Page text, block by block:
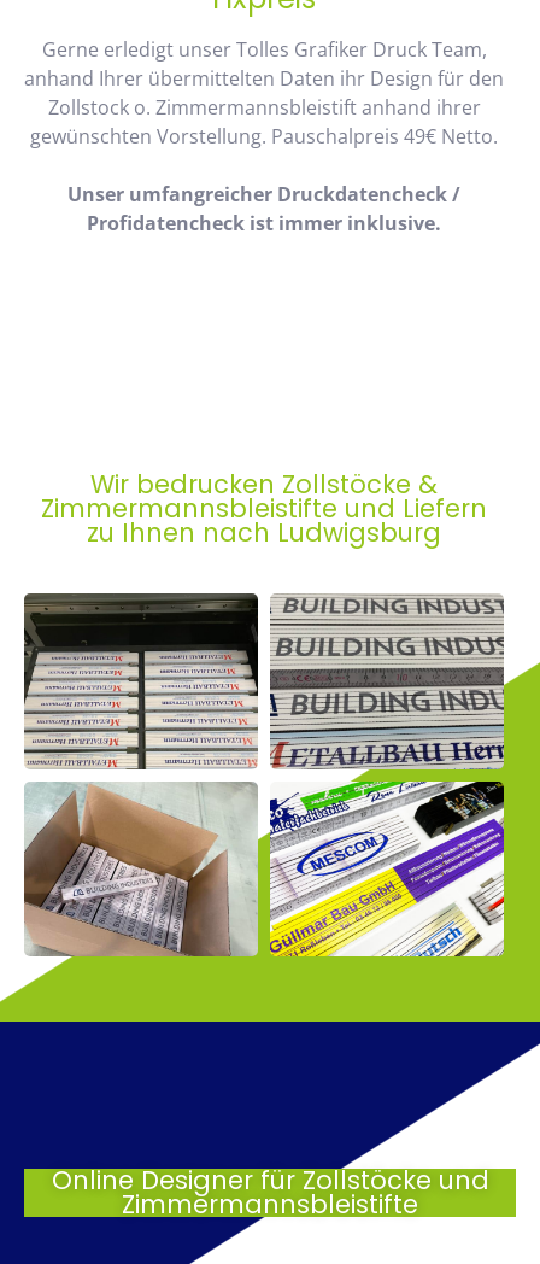
Gerne erledigt unser Tolles Grafiker Druck Team,
anhand Ihrer übermittelten Daten ihr Design für den
Zollstock o. Zimmermannsbleistift anhand ihrer
gewünschten Vorstellung. Pauschalpreis 49€ Netto.
Unser umfangreicher Druckdatencheck /
Profidatencheck ist immer inklusive.
Wir bedrucken Zollstöcke &
Zimmermannsbleistifte und Liefern
zu Ihnen nach Ludwigsburg
Online Designer für Zollstöcke und
Zimmermannsbleistifte